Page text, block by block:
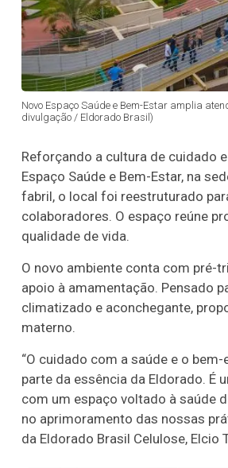
Novo Espaço Saúde e Bem-Estar amplia
divulgação / Eldorado Brasil)
Reforçando a cultura de cuidado
Espaço Saúde e Bem-Estar, na
fabril, o local foi reestruturado
colaboradores. O espaço reúne
qualidade de vida.
O novo ambiente conta com pré-
apoio à amamentação. Pensado
climatizado e aconchegante,
materno.
“O cuidado com a saúde e o
parte da essência da Eldorado. É
com um espaço voltado à saúde
no aprimoramento das nossas
da Eldorado Brasil Celulose, Elcio